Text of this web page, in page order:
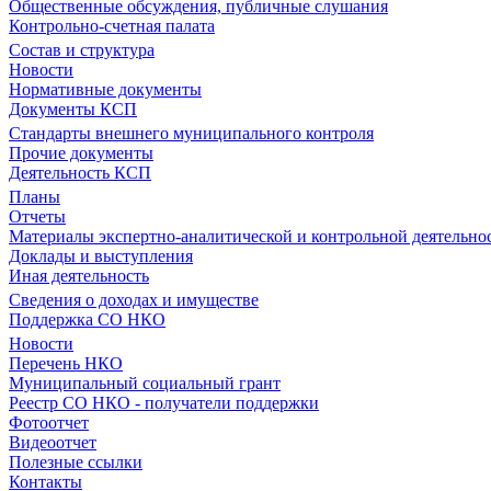
Общественные обсуждения, публичные слушания
Контрольно-счетная палата
Состав и структура
Новости
Нормативные документы
Документы КСП
Стандарты внешнего муниципального контроля
Прочие документы
Деятельность КСП
Планы
Отчеты
Материалы экспертно-аналитической и контрольной
Доклады и выступления
Иная деятельность
Сведения о доходах и имуществе
Поддержка СО НКО
Новости
Перечень НКО
Муниципальный социальный грант
Реестр СО НКО - получатели поддержки
Фотоотчет
Видеоотчет
Полезные ссылки
Контакты